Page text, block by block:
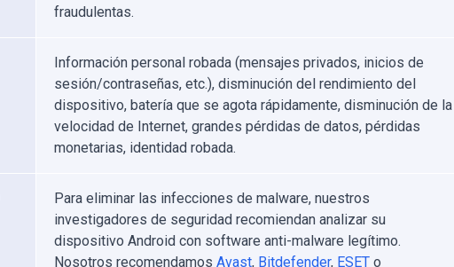
fraudulentas.
Información personal robada (mensajes privados, inicios de
sesión/contraseñas, etc.), disminución del rendimiento del
dispositivo, batería que se agota rápidamente, disminución de la
velocidad de Internet, grandes pérdidas de datos, pérdidas
monetarias, identidad robada.
Para eliminar las infecciones de malware, nuestros
investigadores de seguridad recomiendan analizar su
dispositivo Android con software anti-malware legítimo.
Nosotros recomendamos Avast, Bitdefender, ESET o